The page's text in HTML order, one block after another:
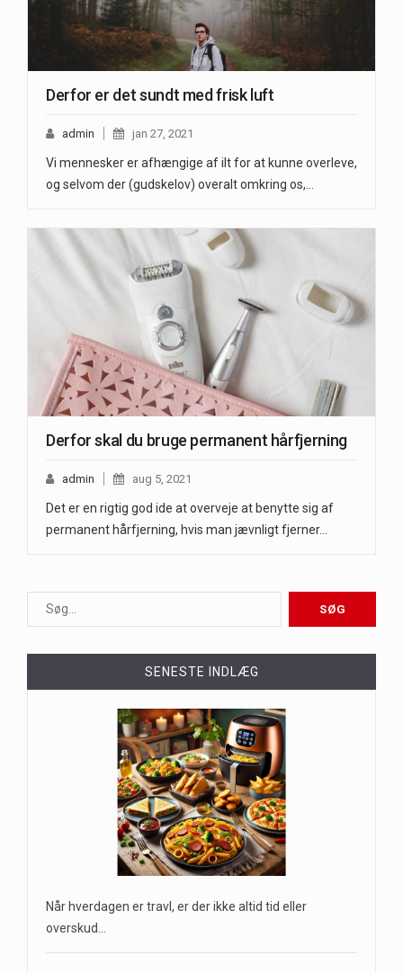
Derfor er det sundt med frisk luft
admin jan 27, 2021
Vi mennesker er afhængige af ilt for at kunne overleve,
og selvom der (gudskelov) overalt omkring os,…
Derfor skal du bruge permanent hårfjerning
admin aug 5, 2021
Det er en rigtig god ide at overveje at benytte sig af
permanent hårfjerning, hvis man jævnligt fjerner…
SENESTE INDLÆG
Når hverdagen er travl, er der ikke altid tid eller
overskud…